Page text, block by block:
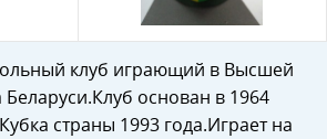
клуб играющий в Высшей
основан в 1964
страны 1993 года.Играет на